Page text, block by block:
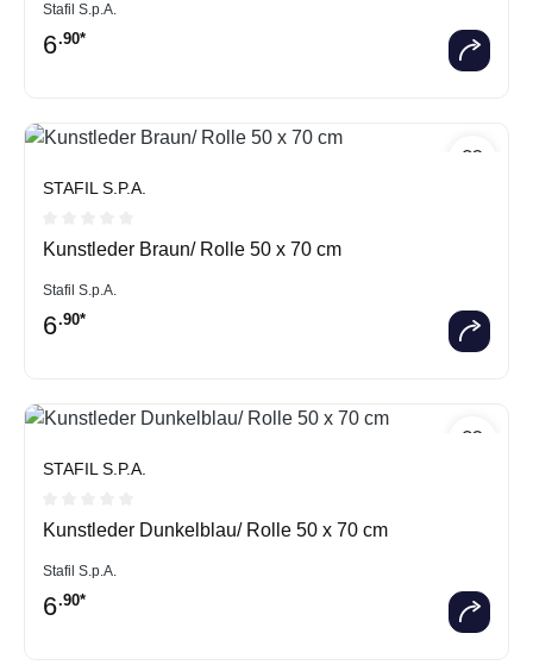
Stafil S.p.A.
6.90*
STAFIL S.P.A.
Durchschnittliche Bewertung von 0 von 5 Sternen
Kunstleder Braun/ Rolle 50 x 70 cm
Stafil S.p.A.
6.90*
STAFIL S.P.A.
Durchschnittliche Bewertung von 0 von 5 Sternen
Kunstleder Dunkelblau/ Rolle 50 x 70 cm
Stafil S.p.A.
6.90*